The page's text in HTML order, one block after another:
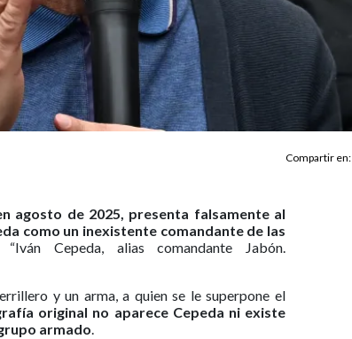
Compartir en:
agosto de 2025, presenta falsamente al
como un inexistente comandante de las
Cepeda, alias comandante Jabón.
y un arma, a quien se le superpone el
original no aparece Cepeda ni existe
armado.